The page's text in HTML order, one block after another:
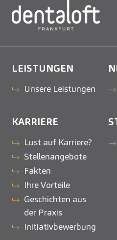
LEISTUNGEN
Unsere Leistungen
KARRIERE
Lust auf Karriere?
Stellenangebote
Fakten
Ihre Vorteile
Geschichten aus
der Praxis
Initiativbewerbung